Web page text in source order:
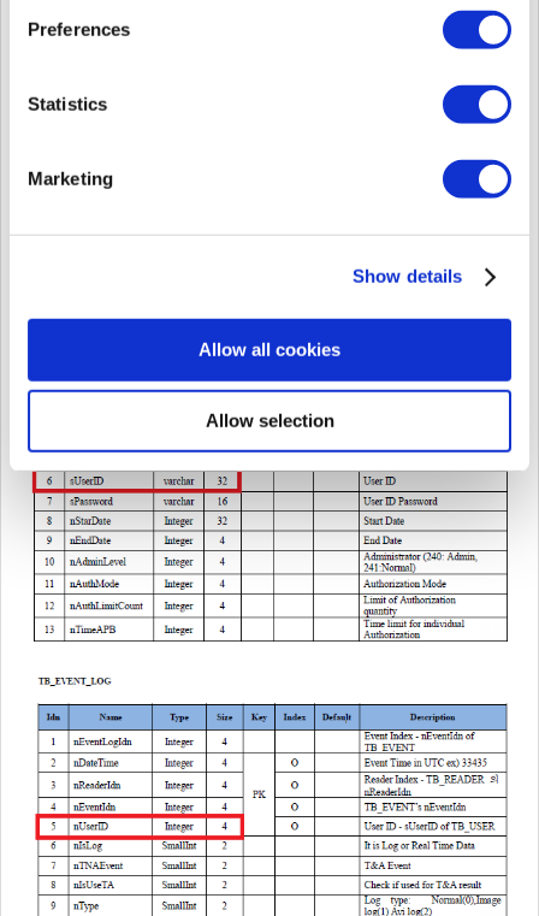
Preferences
Statistics
Marketing
Show details
Allow all cookies
Allow selection